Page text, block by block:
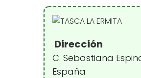
Dirección
C. Sebastiana
España